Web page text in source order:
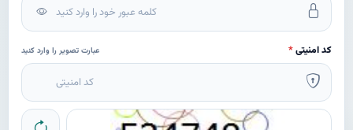
کد امنیتی* عبارت تصویر را وارد کنید